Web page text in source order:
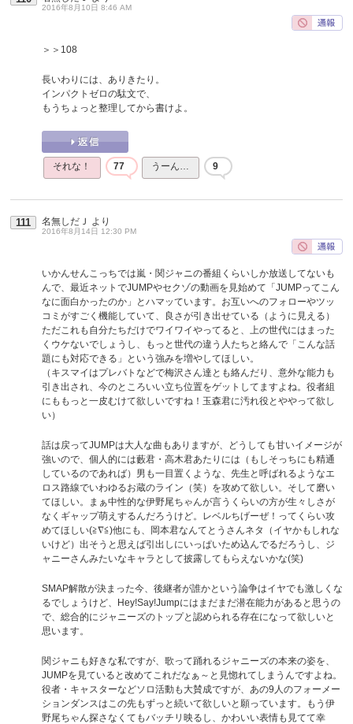
2016年8月10日 8:46 AM
＞＞108
長いわりには、ありきたり。
インパクトゼロの駄文で、
もうちょっと整理してから書けよ。
それな！ 77 うーん… 9
111 名無しだＪ より
2016年8月14日 12:30 PM
いかんせんこっちでは嵐・関ジャニの番組くらいしか放送してないも
んで、最近ネットでJUMPやセクゾの動画を見始めて「JUMPってこん
なに面白かったのか」とハマッています。お互いへのフォローやツッ
コミがすごく機能していて、良さが引き出せている（ように見える）
ただこれも自分たちだけでワイワイやってると、上の世代にはまった
くウケないでしょうし、もっと世代の違う人たちと絡んで「こんな話
題にも対応できる」という強みを増やしてほしい。
（キスマイはプレバトなどで梅沢さん達とも絡んだり、意外な能力も
引き出され、今のところいい立ち位置をゲットしてますよね。役者組
にももっと一皮むけて欲しいですね！玉森君に汚れ役とややって欲し
い）
話は戻ってJUMPは大人な曲もありますが、どうしても甘いイメージが
強いので、個人的には藪君・高木君あたりには（もしそっちにも精通
しているのであれば）男も一目置くような、先生と呼ばれるようなエ
ロス路線でいわゆるお蔵のライン（笑）を攻めて欲しい。そして磨い
てほしい。まぁ中性的な伊野尾ちゃんが言うくらいの方が生々しさが
なくギャップ萌えするんだろうけど。レベルちげーぜ！ってくらい攻
めてほしい(≧∇≦)他にも、岡本君なんてとうさんネタ（イヤかもしれな
いけど）出そうと思えば引出しにいっぱいため込んでるだろうし、ジ
ャニーさんみたいなキャラとして披露してもらえないかな(笑)
SMAP解散が決まった今、後継者が誰かという論争はイヤでも激しくな
るでしょうけど、Hey!Say!Jumpにはまだまだ潜在能力があると思うの
で、総合的にジャニーズのトップと認められる存在になって欲しいと
思います。
関ジャニも好きな私ですが、歌って踊れるジャニーズの本来の姿を、
JUMPを見ていると改めてこれだなぁ～と見惚れてしまうんですよね。
役者・キャスターなどソロ活動も大賛成ですが、あの9人のフォーメー
ションダンスはこの先もずっと続いて欲しいと願っています。もう伊
野尾ちゃん探さなくてもバッチリ映るし、かわいい表情も見てて幸